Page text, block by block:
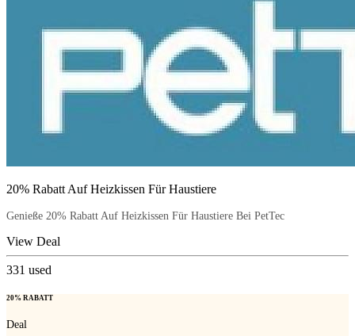
20% Rabatt Auf Heizkissen Für Haustiere
Genieße 20% Rabatt Auf Heizkissen Für Haustiere Bei PetTec
View Deal
331 used
20% RABATT
Deal